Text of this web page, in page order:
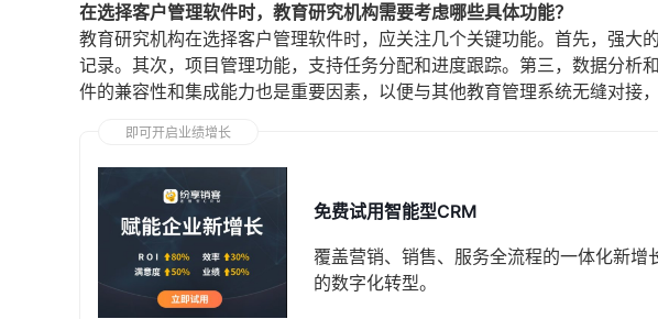
在选择客户管理软件时，教育研究机构需要考虑哪些具体功能？
教育研究机构在选择客户管理软件时，应关注几个关键功能。首先，强大
记录。其次，项目管理功能，支持任务分配和进度跟踪。第三，数据分析
件的兼容性和集成能力也是重要因素，以便与其他教育管理系统无缝对接，
即可开启业绩增长
免费试用智能型CRM
覆盖营销、销售、服务全流程的一体化新增
的数字化转型。